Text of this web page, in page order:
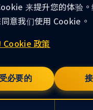
最近更新：110年 11月
来提升您的体验
意我们使用 Cookie。
Cookie 政策
必要的